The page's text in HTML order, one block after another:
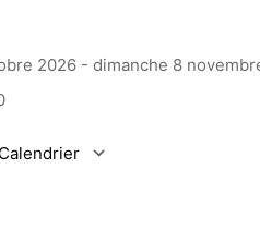
2026 - dimanche 8